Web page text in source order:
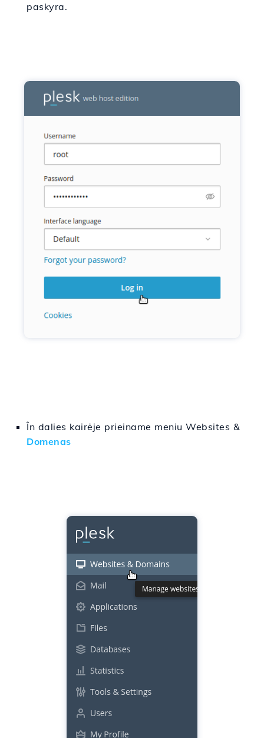
paskyra.
În dalies kairėje prieiname meniu Websites &
Domenas